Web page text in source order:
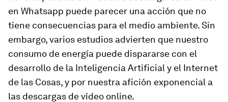
en Whatsapp puede parecer una acción que no
tiene consecuencias para el medio ambiente. Sin
embargo, varios estudios advierten que nuestro
consumo de energía puede dispararse con el
desarrollo de la Inteligencia Artificial y el Internet
de las Cosas, y por nuestra afición exponencial a
las descargas de vídeo online.